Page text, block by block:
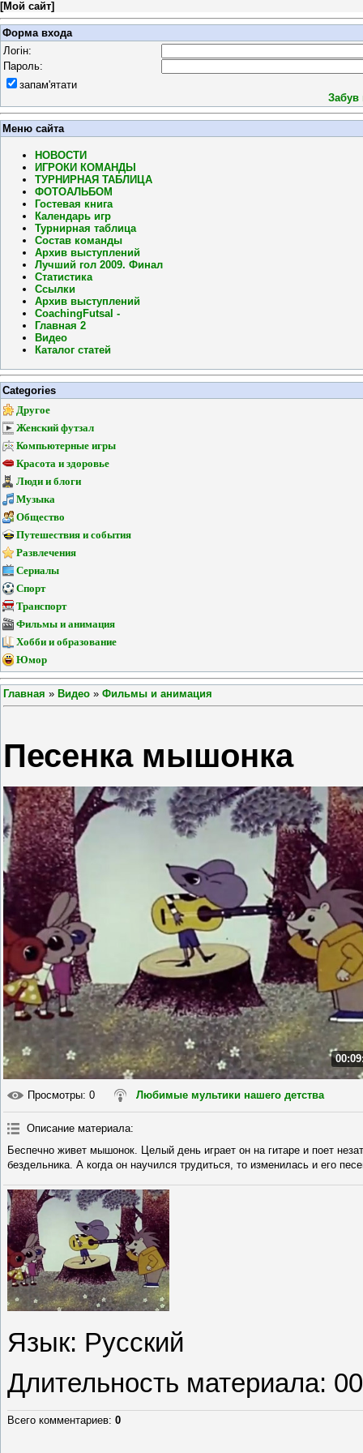
[Мой сайт]
Форма входа
Логін:
Пароль:
запам'ятати
Забув
Меню сайта
НОВОСТИ
ИГРОКИ КОМАНДЫ
ТУРНИРНАЯ ТАБЛИЦА
ФОТОАЛЬБОМ
Гостевая книга
Календарь игр
Турнирная таблица
Состав команды
Архив выступлений
Лучший гол 2009. Финал
Статистика
Ссылки
Архив выступлений
CoachingFutsal -
Главная 2
Видео
Каталог статей
Categories
Другое
Женский футзал
Компьютерные игры
Красота и здоровье
Люди и блоги
Музыка
Общество
Путешествия и события
Развлечения
Сериалы
Спорт
Транспорт
Фильмы и анимация
Хобби и образование
Юмор
Главная » Видео » Фильмы и анимация
Песенка мышонка
Просмотры: 0 Любимые мультики нашего детства
Описание материала:
Беспечно живет мышонок. Целый день играет он на гитаре и поет
бездельника. А когда он научился трудиться, то изменилась и его
Язык: Русский
Длительность материала:
Всего комментариев: 0